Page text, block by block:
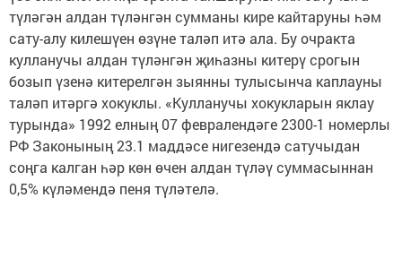
түләгән алдан түләнгән сумманы кире кайтаруны һәм
сату-алу килешүен өзүне таләп итә ала. Бу очракта
кулланучы алдан түләнгән җиһазны китерү срогын
бозып үзенә китерелгән зыянны тулысынча каплауны
таләп итәргә хокуклы. «Кулланучы хокукларын яклау
турында» 1992 елның 07 февралендәге 2300-1 номерлы
РФ Законының 23.1 маддәсе нигезендә сатучыдан
соңга калган һәр көн өчен алдан түләү суммасыннан
0,5% күләмендә пеня түләтелә.